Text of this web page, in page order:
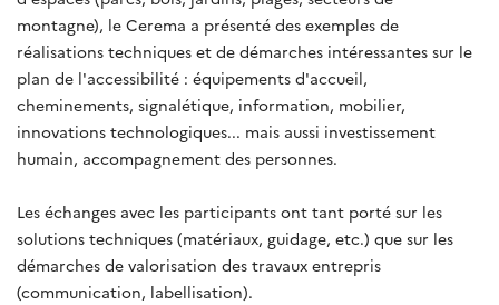
montagne), le Cerema a présenté des exemples de
réalisations techniques et de démarches intéressantes sur le
plan de l'accessibilité : équipements d'accueil,
cheminements, signalétique, information, mobilier,
innovations technologiques... mais aussi investissement
humain, accompagnement des personnes.
Les échanges avec les participants ont tant porté sur les
solutions techniques (matériaux, guidage, etc.) que sur les
démarches de valorisation des travaux entrepris
(communication, labellisation).